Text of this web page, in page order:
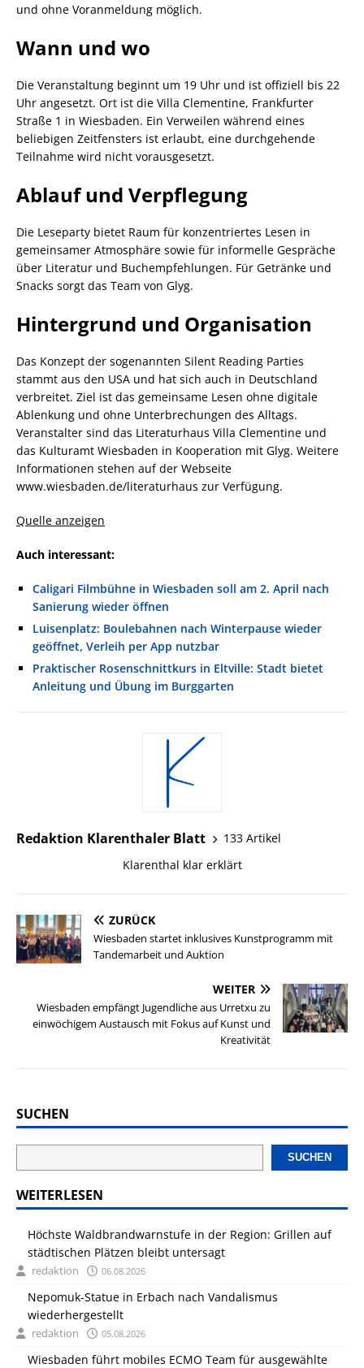
und ohne Voranmeldung möglich.
Wann und wo
Die Veranstaltung beginnt um 19 Uhr und ist offiziell bis 22
Uhr angesetzt. Ort ist die Villa Clementine, Frankfurter
Straße 1 in Wiesbaden. Ein Verweilen während eines
beliebigen Zeitfensters ist erlaubt, eine durchgehende
Teilnahme wird nicht vorausgesetzt.
Ablauf und Verpflegung
Die Leseparty bietet Raum für konzentriertes Lesen in
gemeinsamer Atmosphäre sowie für informelle Gespräche
über Literatur und Buchempfehlungen. Für Getränke und
Snacks sorgt das Team von Glyg.
Hintergrund und Organisation
Das Konzept der sogenannten Silent Reading Parties
stammt aus den USA und hat sich auch in Deutschland
verbreitet. Ziel ist das gemeinsame Lesen ohne digitale
Ablenkung und ohne Unterbrechungen des Alltags.
Veranstalter sind das Literaturhaus Villa Clementine und
das Kulturamt Wiesbaden in Kooperation mit Glyg. Weitere
Informationen stehen auf der Webseite
www.wiesbaden.de/literaturhaus zur Verfügung.
Quelle anzeigen
Auch interessant:
Caligari Filmbühne in Wiesbaden soll am 2. April nach
Sanierung wieder öffnen
Luisenplatz: Boulebahnen nach Winterpause wieder
geöffnet, Verleih per App nutzbar
Praktischer Rosenschnittkurs in Eltville: Stadt bietet
Anleitung und Übung im Burggarten
Redaktion Klarenthaler Blatt
133 Artikel
Klarenthal klar erklärt
ZURÜCK
Wiesbaden startet inklusives Kunstprogramm mit
Tandemarbeit und Auktion
WEITER
Wiesbaden empfängt Jugendliche aus Urretxu zu
einwöchigem Austausch mit Fokus auf Kunst und
Kreativität
SUCHEN
SUCHEN
WEITERLESEN
Höchste Waldbrandwarnstufe in der Region: Grillen auf
städtischen Plätzen bleibt untersagt
redaktion 06.08.2026
Nepomuk-Statue in Erbach nach Vandalismus
wiederhergestellt
redaktion 05.08.2026
Wiesbaden führt mobiles ECMO Team für ausgewählte